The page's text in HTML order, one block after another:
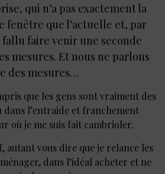
qui n’a pas exactement la
fenêtre que l’actuelle et, par
faire venir une seconde
mesures. Et nous ne parlons
des mesures…
que les gens sont vraiment des
dans l’entraide et franchement
où je me suis fait cambrioler.
autant vous dire que je relance les
dans l’idéal acheter et ne